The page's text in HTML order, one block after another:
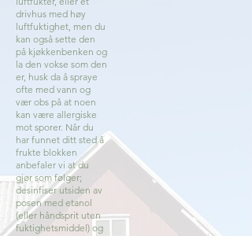
drivhus med høy
luftfuktighet, men du
kan også sette den
på kjøkkenbenken og
la den vokse som den
er, husk da å spraye
ofte med vann og
vær obs på at noen
kan være allergiske
mot sporer. Når du
har funnet ditt sted å
frukte blokken
anbefaler vi at du
gjør som følger;
desinfiser utsiden av
posen med etanol
(eller håndsprit uten
fuktighetsmiddel) og